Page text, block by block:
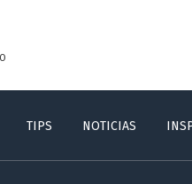
TIPS NOTICIAS